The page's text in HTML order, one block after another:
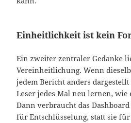
Einheitlichkeit ist kein
Ein zweiter zentraler Gedanke
Vereinheitlichung. Wenn
jedem Bericht anders
Leser jedes Mal neu lernen, wie
Dann verbraucht das
für Entschlüsselung, statt sie